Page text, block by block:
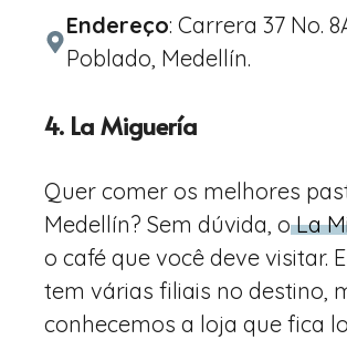
Endereço: Carrera 37 No.
Poblado, Medellín.
4. La Miguería
Quer comer os melhores
Medellín? Sem dúvida, oLa
o café que você deve visitar.
tem várias filiais no destino,
conhecemos a loja que fica